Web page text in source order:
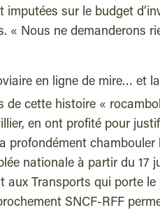
imputées sur le budget
« Nous ne demanderons
en ligne de mire… et
de cette histoire «
en ont profité pour
profondément chambouler
nationale à partir du 17
aux Transports qui porte
SNCF-RFF